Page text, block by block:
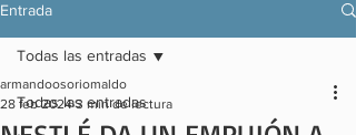
Entrada
Todas las entradas
Todas las entradas
armandoosoriomaldo
28 feb 2024 3 min de lectura